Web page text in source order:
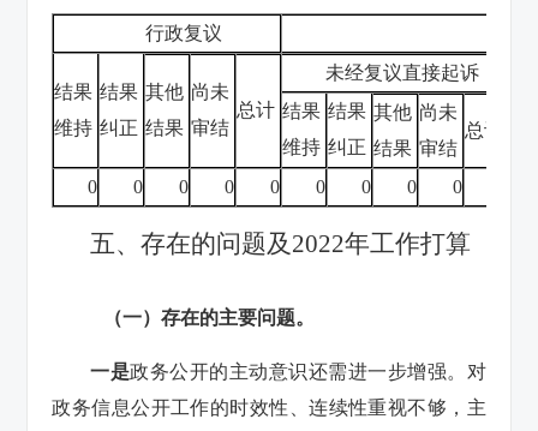
行政复议
结果
维持
结果
纠正
其他
结果
尚未
审结
总计
未经复议直接起诉
结果
维持
结果
纠正
其他
结果
尚未
审结
总计
0
0 0 0 0 0 0 0 0
五、存在的问题及2022年工作打算
（一）存在的主要问题。
一是政务公开的主动意识还需进一步增强。对
政务信息公开工作的时效性、连续性重视不够，主